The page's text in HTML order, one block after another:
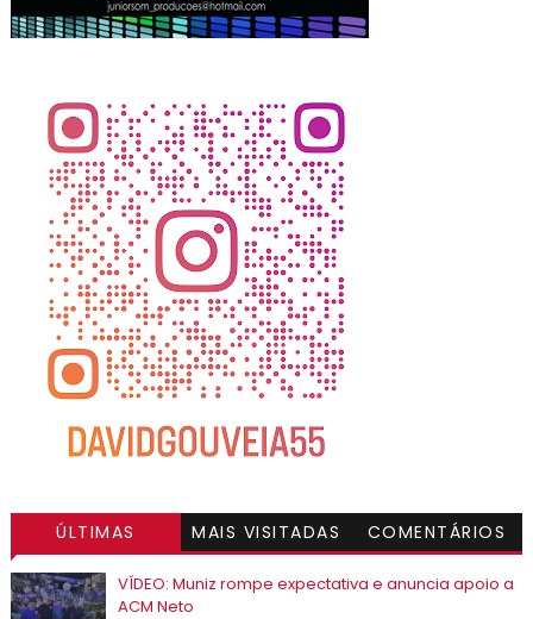
ÚLTIMAS MAIS VISITADAS COMENTÁRIOS
VÍDEO: Muniz rompe expectativa e anuncia apoio a
ACM Neto